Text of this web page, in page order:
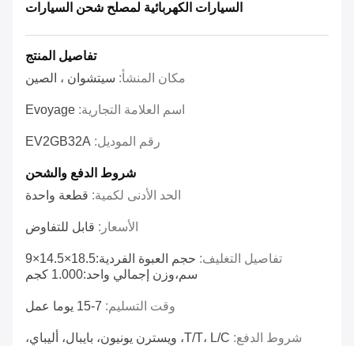
السيارات الكهربائية لمصلح شحن السيارات
تفاصيل المنتج
مكان المنشأ: سيتشوان ، الصين
اسم العلامة التجارية: Evoyage
رقم الموديل: EV2GB32A
شروط الدفع والشحن
الحد الأدنى لكمية: قطعة واحدة
الأسعار: قابل للتفاوض
تفاصيل التغليف:
حجم العبوة الفردية:18.5×14.5×9
سم،وزن إجمالي واحد:1.000 كجم
وقت التسليم: 7-15 يوما عمل
شروط الدفع:
T/T، L/C، ويسترن يونيون، بايبال، أليباي،